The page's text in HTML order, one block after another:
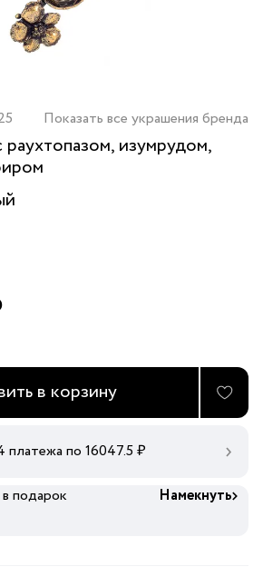
Показать все украшения бренда
раухтопазом, изумрудом,
в корзину
платежа по 16047.5 ₽
подарок Намекнуть